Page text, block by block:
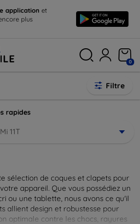
application et
plus
0
Filtre
rapides
11T
sélection de coques et clapets pour
appareil. Que vous possédiez un
ou une tablette, nous avons ce qu'il
allient design et robustesse pour
optimale contre les chocs, rayures